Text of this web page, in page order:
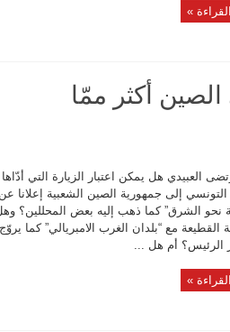
»
أكثر ممّا
العبيدي هل يمكن اعتبار الزيارة التي أدّاها
التونسي إلى جمهورية الصين الشعبية إعلانا عن
نحو الشرق” كما ذهب إليه بعض المحللين؟
القطيعة مع “بلدان الغرب الامبريالي” كما يروّج
الرئيس؟ أم هل ...
»